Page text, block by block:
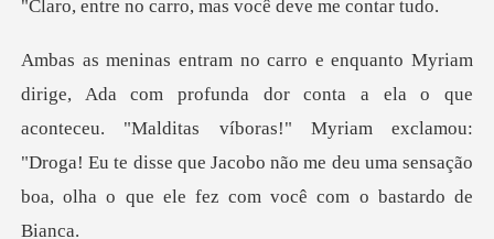
carro, mas você d
a ela o que
aconteceu. "Malditas víboras!" Myriam exclamou:
"Droga! Eu te disse que Ja